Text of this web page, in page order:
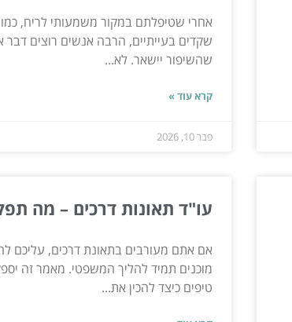
אחרי שטיפלתם במקור משמעותי לריח, כמו
שקדים בעייתיים, הרבה אנשים רוצים דבר
שהשיפור יישאר. לא...
קרא עוד »
פבר 10, 2026
עו"ד תאונות דרכים – מה
אם אתם מעורבים בתאונת דרכים, עליכם
מוכנים תמיד להליך המשפטי. מאמר זה
טיפים כיצד להכין את...